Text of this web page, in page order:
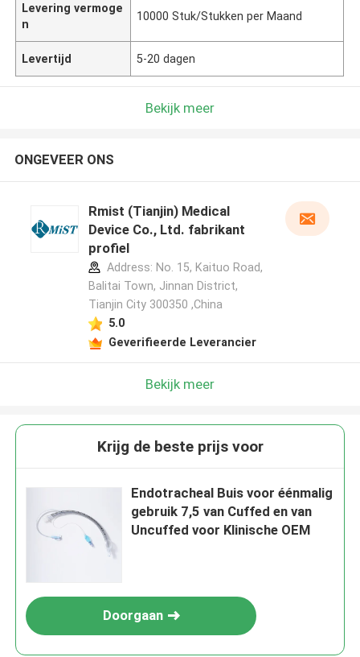
Levering vermoge
n
10000 Stuk/Stukken per Maand
Levertijd 5-20 dagen
Bekijk meer
ONGEVEER ONS
Rmist (Tianjin) Medical
Device Co., Ltd. fabrikant
profiel
Address: No. 15, Kaituo Road,
Balitai Town, Jinnan District,
Tianjin City 300350 ,China
5.0
Geverifieerde Leverancier
Bekijk meer
Krijg de beste prijs voor
Endotracheal Buis voor éénmalig
gebruik 7,5 van Cuffed en van
Uncuffed voor Klinische OEM
Doorgaan